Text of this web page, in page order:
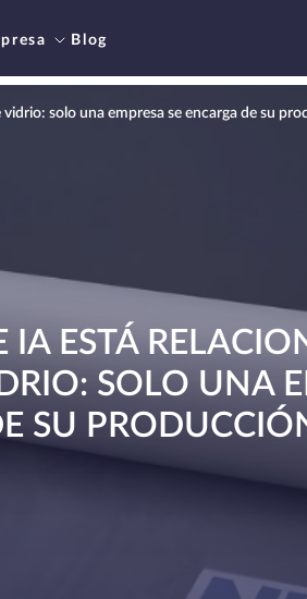
Blog
solo una empresa se encarga de su
IA ESTÁ
SOLO UNA
SU